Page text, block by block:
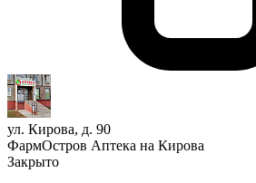
ул. Кирова, д. 90
ФармОстров Аптека на Кирова
Закрыто